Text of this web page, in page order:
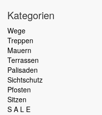
Kategorien
Wege
Treppen
Mauern
Terrassen
Palisaden
Sichtschutz
Pfosten
Sitzen
S A L E